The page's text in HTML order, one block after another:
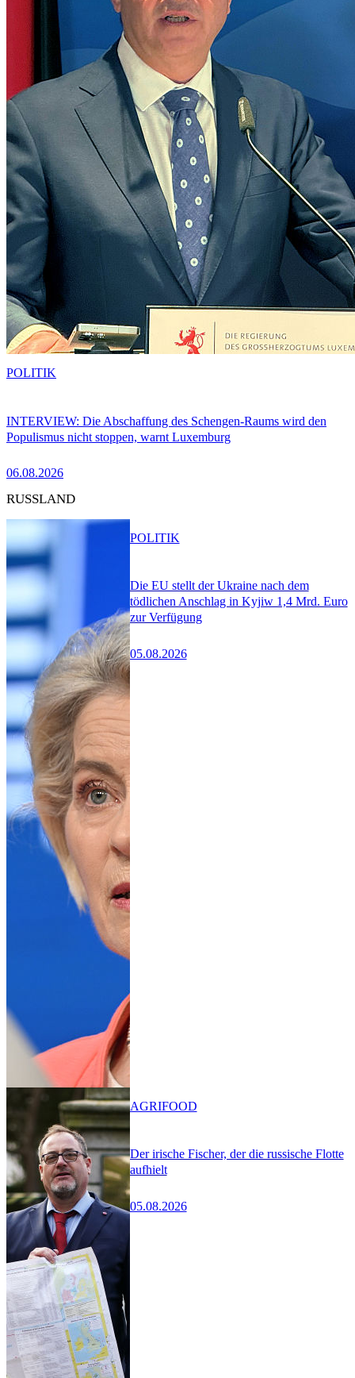
INTERVIEW: Die Abschaffung des Schengen-Raums wird den
Populismus nicht stoppen, warnt Luxemburg
06.08.2026
POLITIK
RUSSLAND
Die EU stellt der Ukraine nach dem
tödlichen Anschlag in Kyjiw 1,4 Mrd. Euro
zur Verfügung
05.08.2026
POLITIK
Der irische Fischer, der die russische Flotte
aufhielt
05.08.2026
AGRIFOOD